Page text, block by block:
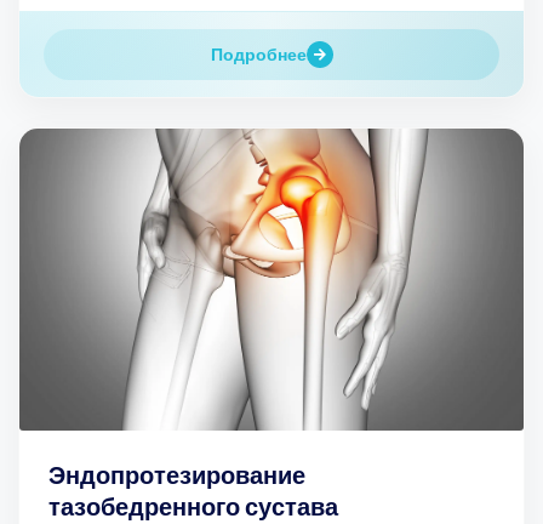
Подробнее
Эндопротезирование
тазобедренного сустава